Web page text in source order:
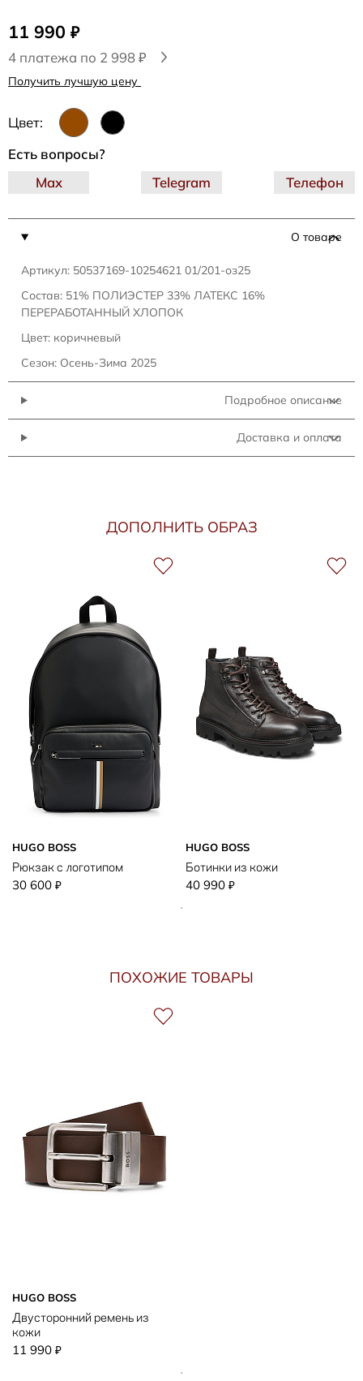
11 990 ₽
4 платежа по 2 998 ₽
Получить лучшую цену
Цвет:
О товаре
Артикул: 50537169-10254621 01/201-оз25
Состав: 51% ПОЛИЭСТЕР 33% ЛАТЕКС 16%
ПЕРЕРАБОТАННЫЙ ХЛОПОК
Цвет: коричневый
Сезон: Осень-Зима 2025
Подробное описание
Доставка и оплата
Есть вопросы?
Telegram
Max Телефон
ДОПОЛНИТЬ ОБРАЗ
HUGO BOSS
Рюкзак с логотипом
30 600 ₽
HUGO BOSS
Ботинки из кожи
40 990 ₽
ПОХОЖИЕ ТОВАРЫ
HUGO BOSS
Двусторонний ремень из
кожи
11 990 ₽